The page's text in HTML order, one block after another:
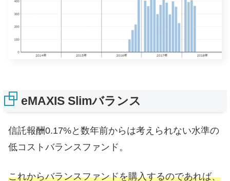
eMAXIS Slimバランス
信託報酬0.17%と数年前からは考えられない水準の
低コストバランスファンド。
これからバランスファンドを購入するのであれば、